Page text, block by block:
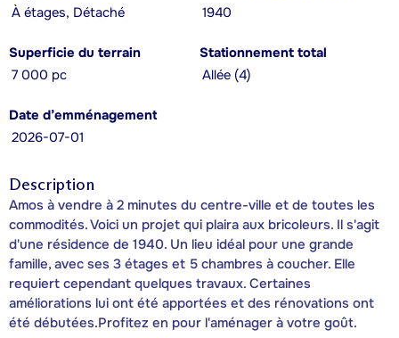
À étages, Détaché
1940
Superficie du terrain
7 000 pc
Stationnement total
Allée (4)
Date d’emménagement
2026-07-01
Description
Amos à vendre à 2 minutes du centre-ville et de toutes les
commodités. Voici un projet qui plaira aux bricoleurs. Il s'agit
d'une résidence de 1940. Un lieu idéal pour une grande
famille, avec ses 3 étages et 5 chambres à coucher. Elle
requiert cependant quelques travaux. Certaines
améliorations lui ont été apportées et des rénovations ont
été débutées.Profitez en pour l'aménager à votre goût.